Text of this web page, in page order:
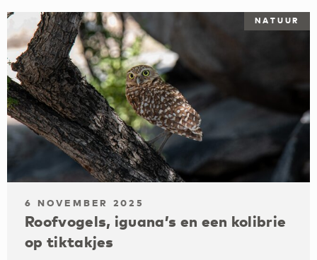
NATUUR
6 NOVEMBER 2025
Roofvogels, iguana’s en een kolibrie
op tiktakjes